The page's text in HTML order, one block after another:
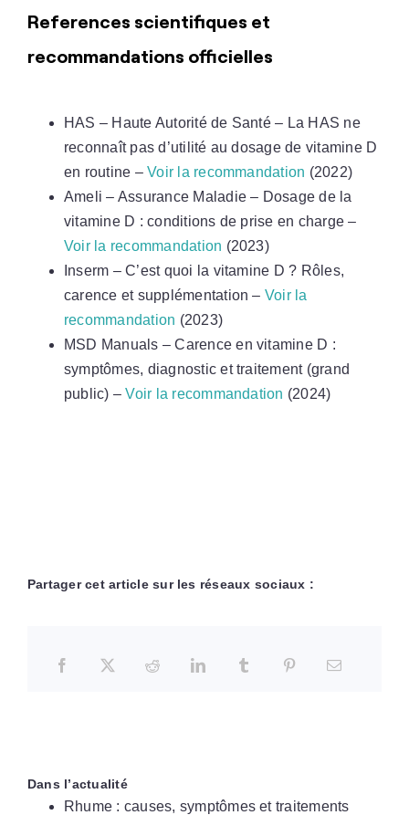
References scientifiques et
recommandations officielles
HAS – Haute Autorité de Santé – La HAS ne
reconnaît pas d’utilité au dosage de vitamine D
en routine –Voir la recommandation (2022)
Ameli – Assurance Maladie – Dosage de la
vitamine D : conditions de prise en charge –
Voir la recommandation (2023)
Inserm – C’est quoi la vitamine D ? Rôles,
carence et supplémentation – Voir la
recommandation (2023)
MSD Manuals – Carence en vitamine D :
symptômes, diagnostic et traitement (grand
public) –Voir la recommandation (2024)
Partager cet article sur les réseaux sociaux :
Dans l’actualité
Rhume : causes, symptômes et traitements